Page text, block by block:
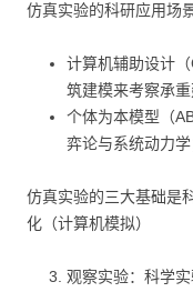
仿真实验的科研应用场
计算机辅助设计
筑建模来考察承
个体为本模型（
弈论与系统动力
仿真实验的三大基础是
化（计算机模拟）
观察实验：科学